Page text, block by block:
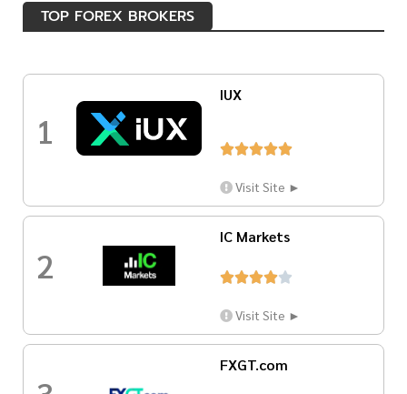
TOP FOREX BROKERS
1
IUX

Visit Site ►
2
IC Markets

Visit Site ►
FXGT.com